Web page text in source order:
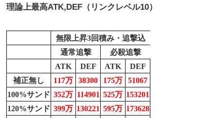
理論上最高ATK,DEF（リンクレベル10）
無限上昇3回積み・追撃込
通常追撃
必殺追撃
ATK
DEF ATK
DEF
補正無し
117万 38300 175万
51067
100%サンド 352万 114901 525万 153201
120%サンド 399万 130221 595万 173628